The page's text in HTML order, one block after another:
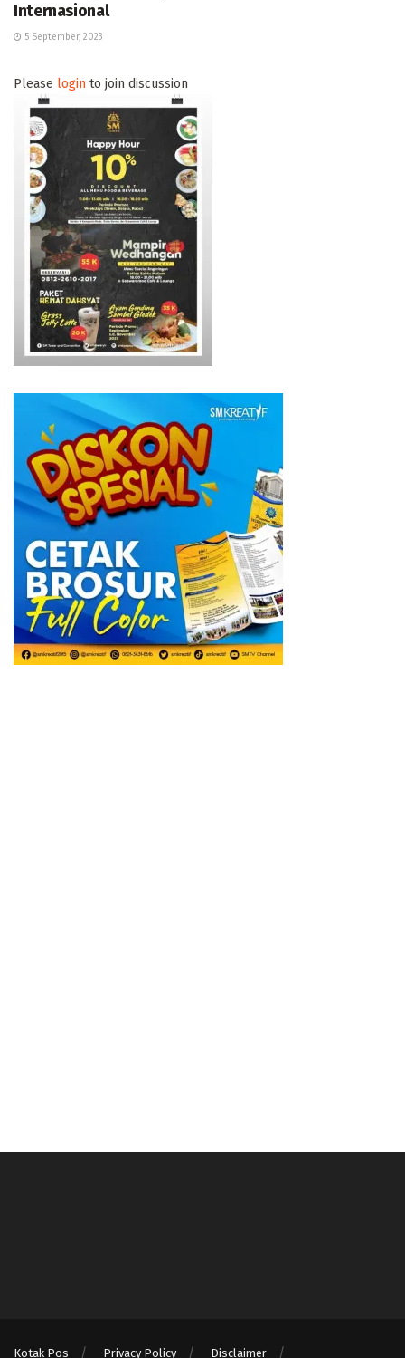
Internasional
5 September, 2023
Please login to join discussion
Kotak Pos Privacy Policy Disclaimer